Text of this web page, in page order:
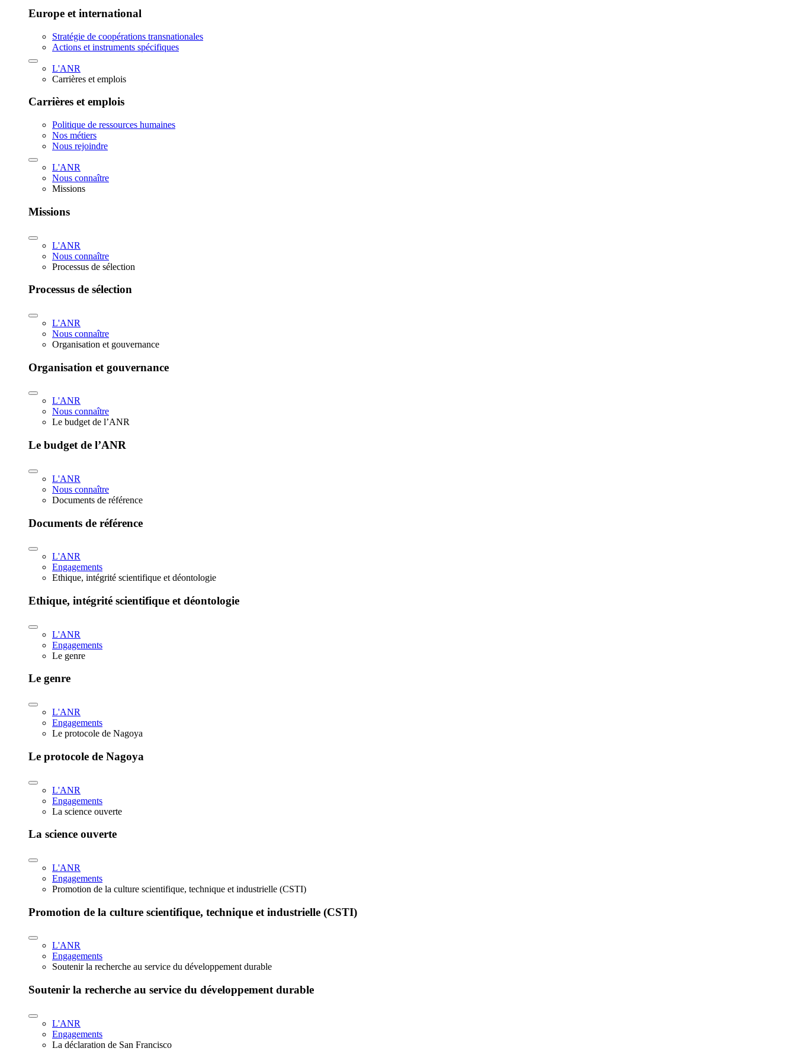
Europe et international
Stratégie de coopérations transnationales
Actions et instruments spécifiques
L'ANR
Carrières et emplois
Carrières et emplois
Politique de ressources humaines
Nos métiers
Nous rejoindre
L'ANR
Nous connaître
Missions
Missions
L'ANR
Nous connaître
Processus de sélection
Processus de sélection
L'ANR
Nous connaître
Organisation et gouvernance
Organisation et gouvernance
L'ANR
Nous connaître
Le budget de l’ANR
Le budget de l’ANR
L'ANR
Nous connaître
Documents de référence
Documents de référence
L'ANR
Engagements
Ethique, intégrité scientifique et déontologie
Ethique, intégrité scientifique et déontologie
L'ANR
Engagements
Le genre
Le genre
L'ANR
Engagements
Le protocole de Nagoya
Le protocole de Nagoya
L'ANR
Engagements
La science ouverte
La science ouverte
L'ANR
Engagements
Promotion de la culture scientifique, technique et industrielle (CSTI)
Promotion de la culture scientifique, technique et industrielle (CSTI)
L'ANR
Engagements
Soutenir la recherche au service du développement durable
Soutenir la recherche au service du développement durable
L'ANR
Engagements
La déclaration de San Francisco